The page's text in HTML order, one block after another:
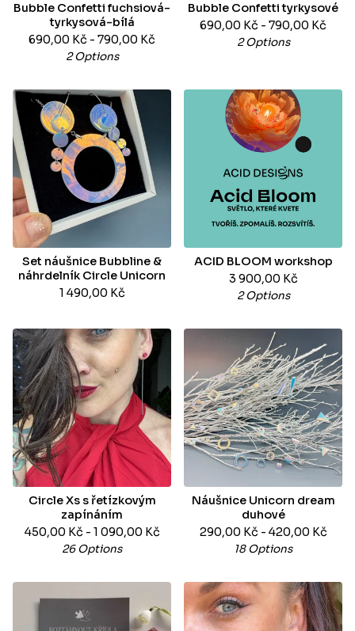
Bubble Confetti fuchsiová-
tyrkysová-bílá
690,00 Kč - 790,00 Kč
2 Options
Bubble Confetti tyrkysové
690,00 Kč - 790,00 Kč
2 Options
Set náušnice Bubbline &
náhrdelník Circle Unicorn
1 490,00 Kč
ACID BLOOM workshop
3 900,00 Kč
2 Options
Circle Xs s řetízkovým
zapínáním
450,00 Kč - 1 090,00 Kč
26 Options
Náušnice Unicorn dream
duhové
290,00 Kč - 420,00 Kč
18 Options